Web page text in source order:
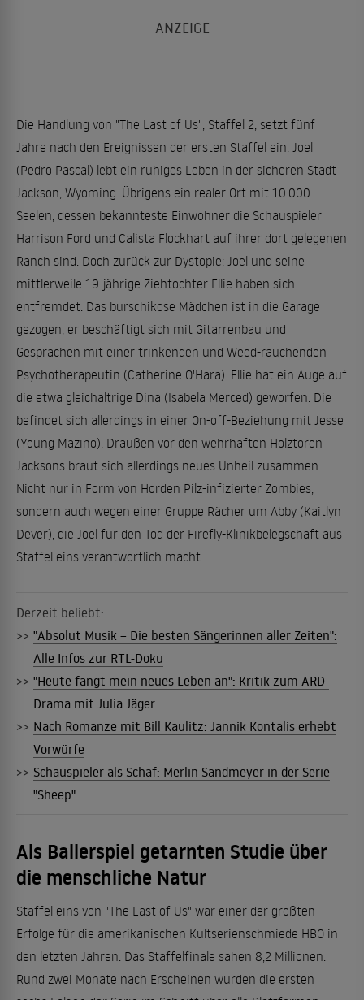
Die Handlung von "The Last of Us", Staffel 2, setzt fünf
Jahre nach den Ereignissen der ersten Staffel ein. Joel
(Pedro Pascal) lebt ein ruhiges Leben in der sicheren Stadt
Jackson, Wyoming. Übrigens ein realer Ort mit 10.000
Seelen, dessen bekannteste Einwohner die Schauspieler
Harrison Ford und Calista Flockhart auf ihrer dort gelegenen
Ranch sind. Doch zurück zur Dystopie: Joel und seine
mittlerweile 19-jährige Ziehtochter Ellie haben sich
entfremdet. Das burschikose Mädchen ist in die Garage
gezogen, er beschäftigt sich mit Gitarrenbau und
Gesprächen mit einer trinkenden und Weed-rauchenden
Psychotherapeutin (Catherine O'Hara). Ellie hat ein Auge auf
die etwa gleichaltrige Dina (Isabela Merced) geworfen. Die
befindet sich allerdings in einer On-off-Beziehung mit Jesse
(Young Mazino). Draußen vor den wehrhaften Holztoren
Jacksons braut sich allerdings neues Unheil zusammen.
Nicht nur in Form von Horden Pilz-infizierter Zombies,
sondern auch wegen einer Gruppe Rächer um Abby (Kaitlyn
Dever), die Joel für den Tod der Firefly-Klinikbelegschaft aus
Staffel eins verantwortlich macht.
Derzeit beliebt:
>> "Absolut Musik – Die besten Sängerinnen aller Zeiten":
Alle Infos zur RTL-Doku
>> "Heute fängt mein neues Leben an": Kritik zum ARD-
Drama mit Julia Jäger
>> Nach Romanze mit Bill Kaulitz: Jannik Kontalis erhebt
Vorwürfe
>> Schauspieler als Schaf: Merlin Sandmeyer in der Serie
"Sheep"
Als Ballerspiel getarnten Studie über
die menschliche Natur
Staffel eins von "The Last of Us" war einer der größten
Erfolge für die amerikanischen Kultserienschmiede HBO in
den letzten Jahren. Das Staffelfinale sahen 8,2 Millionen.
Rund zwei Monate nach Erscheinen wurden die ersten